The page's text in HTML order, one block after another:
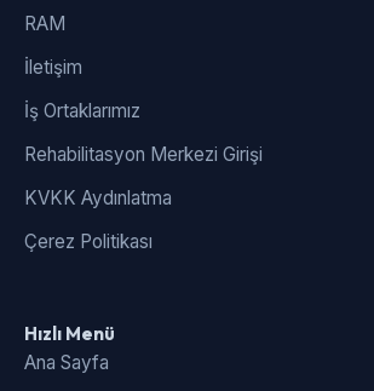
RAM
İletişim
İş Ortaklarımız
Rehabilitasyon Merkezi Girişi
KVKK Aydınlatma
Çerez Politikası
Hızlı Menü
Ana Sayfa